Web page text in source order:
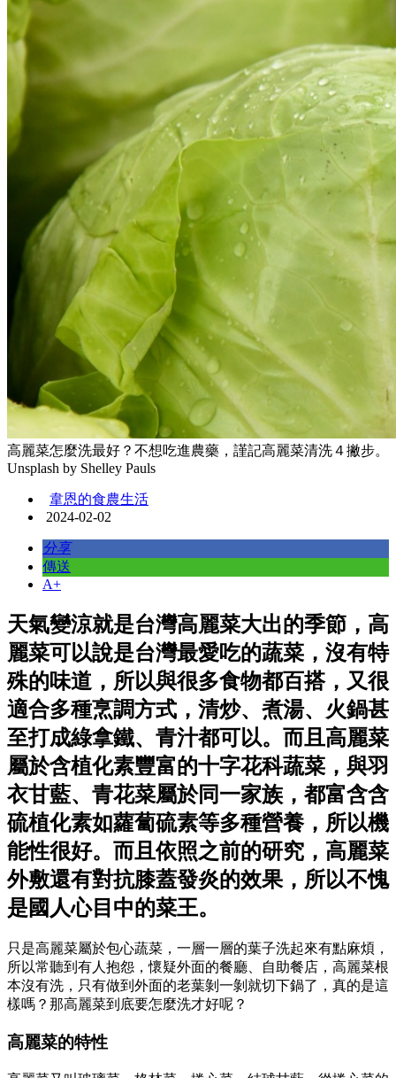
高麗菜怎麼洗最好？不想吃進農藥，謹記高麗菜清洗４撇步。
Unsplash by Shelley Pauls
韋恩的食農生活
2024-02-02
分享
傳送
A+
天氣變涼就是台灣高麗菜大出的季節，高
麗菜可以說是台灣最愛吃的蔬菜，沒有特
殊的味道，所以與很多食物都百搭，又很
適合多種烹調方式，清炒、煮湯、火鍋甚
至打成綠拿鐵、青汁都可以。而且高麗菜
屬於含植化素豐富的十字花科蔬菜，與羽
衣甘藍、青花菜屬於同一家族，都富含含
硫植化素如蘿蔔硫素等多種營養，所以機
能性很好。而且依照之前的研究，高麗菜
外敷還有對抗膝蓋發炎的效果，所以不愧
是國人心目中的菜王。
只是高麗菜屬於包心蔬菜，一層一層的葉子洗起來有點麻煩，
所以常聽到有人抱怨，懷疑外面的餐廳、自助餐店，高麗菜根
本沒有洗，只有做到外面的老葉剝一剝就切下鍋了，真的是這
樣嗎？那高麗菜到底要怎麼洗才好呢？
高麗菜的特性